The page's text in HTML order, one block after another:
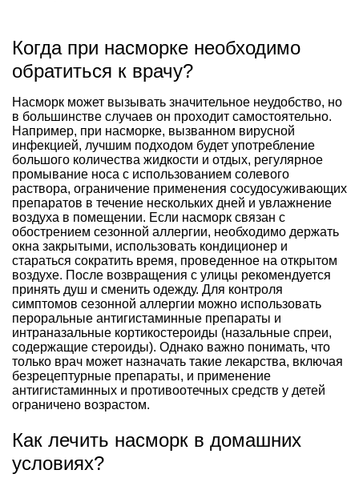
Когда при насморке необходимо
обратиться к врачу?
Насморк может вызывать значительное неудобство, но
в большинстве случаев он проходит самостоятельно.
Например, при насморке, вызванном вирусной
инфекцией, лучшим подходом будет употребление
большого количества жидкости и отдых, регулярное
промывание носа с использованием солевого
раствора, ограничение применения сосудосуживающих
препаратов в течение нескольких дней и увлажнение
воздуха в помещении. Если насморк связан с
обострением сезонной аллергии, необходимо держать
окна закрытыми, использовать кондиционер и
стараться сократить время, проведенное на открытом
воздухе. После возвращения с улицы рекомендуется
принять душ и сменить одежду. Для контроля
симптомов сезонной аллергии можно использовать
пероральные антигистаминные препараты и
интраназальные кортикостероиды (назальные спреи,
содержащие стероиды). Однако важно понимать, что
только врач может назначать такие лекарства, включая
безрецептурные препараты, и применение
антигистаминных и противоотечных средств у детей
ограничено возрастом.
Как лечить насморк в домашних
условиях?